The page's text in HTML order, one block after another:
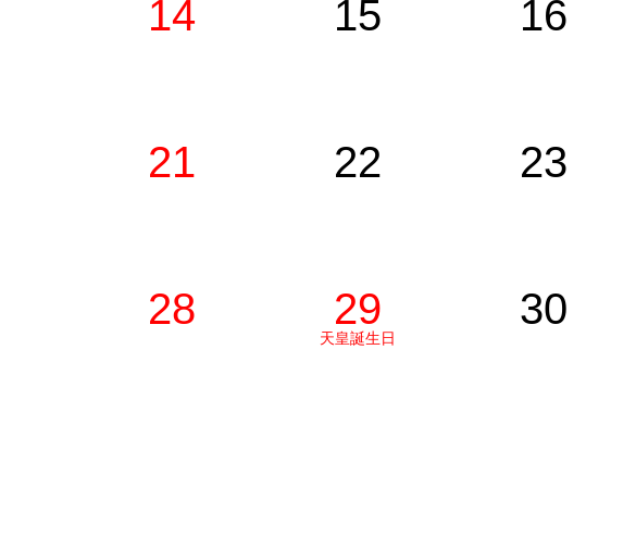
14 15 16
21 22 23
28 29
天皇誕生日
30